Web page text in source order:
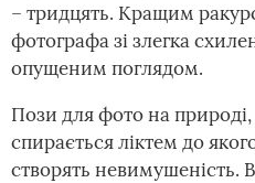
– тридцять. Кращим
фотографа зі злегка
опущеним поглядом.
Пози для фото на
спирається ліктем до
створять невимушеність.